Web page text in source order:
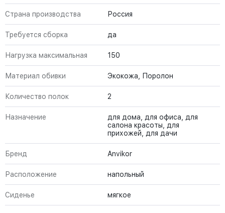
Страна производства Россия
Требуется сборка да
Нагрузка максимальная 150
Материал обивки Экокожа, Поролон
Количество полок 2
Назначение
для дома, для офиса, для
салона красоты, для
прихожей, для дачи
Бренд Anvikor
Расположение напольный
Сиденье мягкое